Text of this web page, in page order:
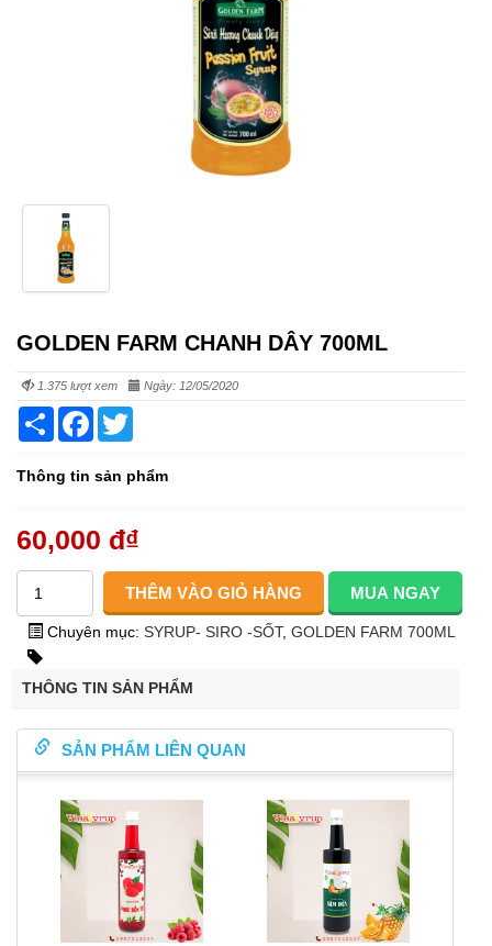
GOLDEN FARM CHANH DÂY 700ML
1.375 lượt xem Ngày: 12/05/2020
Share Facebook
Thông tin sản phẩm
60,000 đ₫
Chuyên mục: SYRUP- SIRO -SỐT, GOLDEN FARM 700ML
THÔNG TIN SẢN PHẨM
SẢN PHẨM LIÊN QUAN